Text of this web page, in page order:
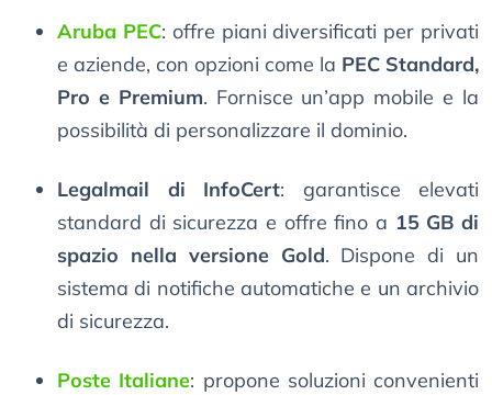
Aruba PEC: offre piani diversificati per privati
e aziende, con opzioni come la PEC Standard,
Pro e Premium. Fornisce un’app mobile e la
possibilità di personalizzare il dominio.
Legalmail di InfoCert: garantisce elevati
standard di sicurezza e offre fino a 15 GB di
spazio nella versione Gold. Dispone di un
sistema di notifiche automatiche e un archivio
di sicurezza.
Poste Italiane: propone soluzioni convenienti